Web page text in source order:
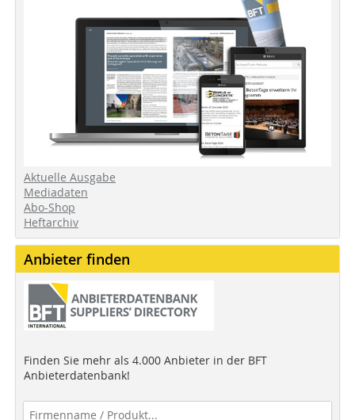
Aktuelle Ausgabe
Mediadaten
Abo-Shop
Heftarchiv
Anbieter finden
Finden Sie mehr als 4.000 Anbieter in der BFT
Anbieterdatenbank!